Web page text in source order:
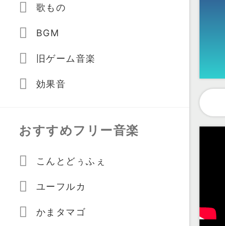
歌もの
BGM
旧ゲーム音楽
効果音
おすすめフリー音楽
こんとどぅふぇ
ユーフルカ
かまタマゴ